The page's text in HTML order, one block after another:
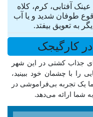
آفتابی، کرم، کلاه
طوفان شدید و یا آب
به تعویق بیفتد.
کارگیجک
جذاب کشتی در این شهر
را با چشمان خود ببینید،
یک تجربه بی‌فراموشی در
شما ارائه می‌دهد.